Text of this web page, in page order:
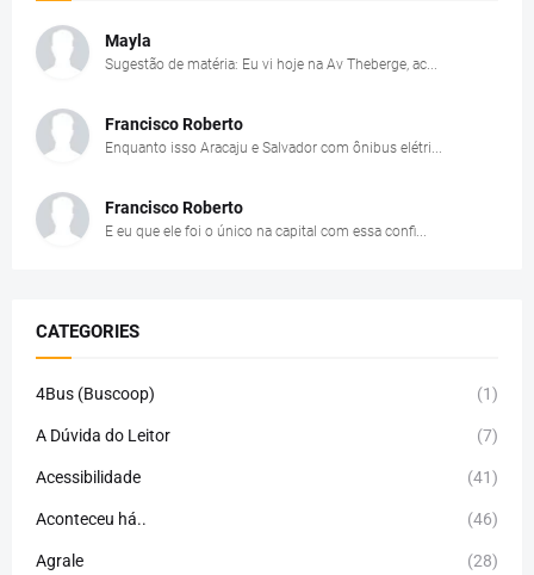
Mayla
Sugestão de matéria: Eu vi hoje na Av Theberge, ac...
Francisco Roberto
Enquanto isso Aracaju e Salvador com ônibus elétri...
Francisco Roberto
E eu que ele foi o único na capital com essa confi...
CATEGORIES
4Bus (Buscoop) (1)
A Dúvida do Leitor (7)
Acessibilidade (41)
Aconteceu há.. (46)
Agrale (28)